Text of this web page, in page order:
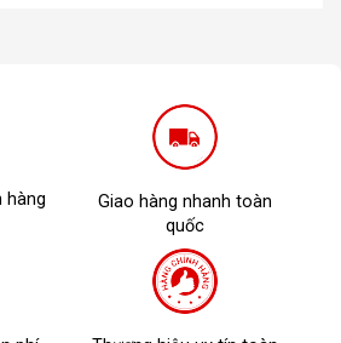
hàng
Giao hàng nhanh toàn
quốc